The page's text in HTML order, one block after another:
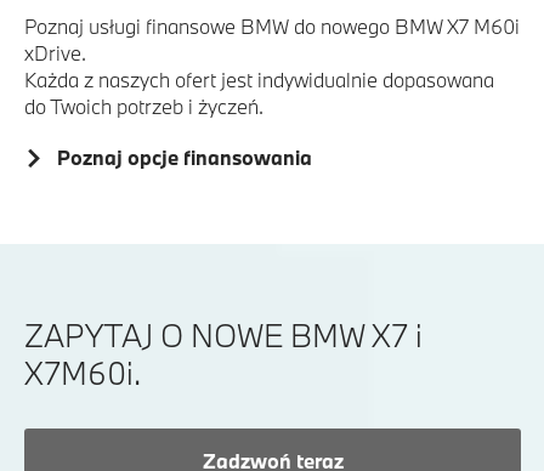
Poznaj usługi finansowe BMW do nowego BMW X7 M60i
xDrive.
Każda z naszych ofert jest indywidualnie dopasowana
do Twoich potrzeb i życzeń.
Poznaj opcje finansowania
ZAPYTAJ O NOWE BMW X7 i
X7M60i.
Zadzwoń teraz